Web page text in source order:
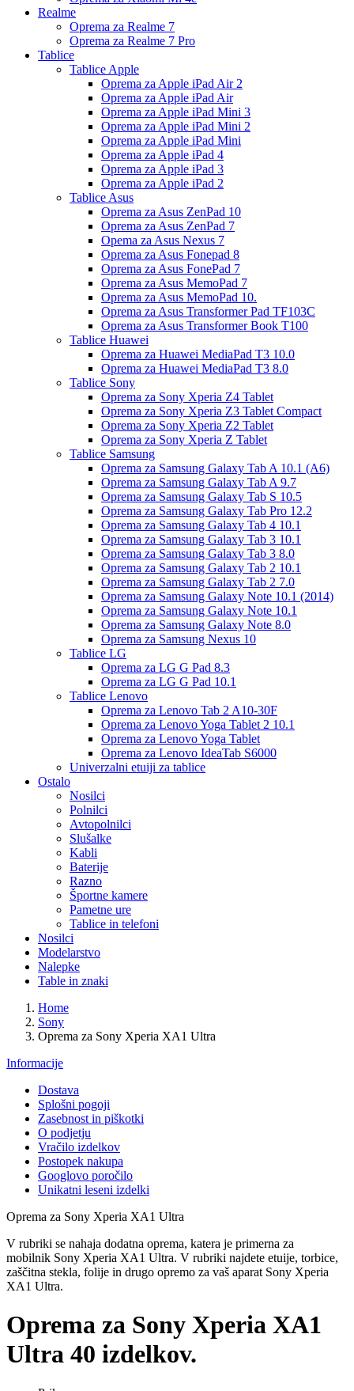
Realme
Oprema za Realme 7
Oprema za Realme 7 Pro
Tablice
Tablice Apple
Oprema za Apple iPad Air 2
Oprema za Apple iPad Air
Oprema za Apple iPad Mini 3
Oprema za Apple iPad Mini 2
Oprema za Apple iPad Mini
Oprema za Apple iPad 4
Oprema za Apple iPad 3
Oprema za Apple iPad 2
Tablice Asus
Oprema za Asus ZenPad 10
Oprema za Asus ZenPad 7
Opema za Asus Nexus 7
Oprema za Asus Fonepad 8
Oprema za Asus FonePad 7
Oprema za Asus MemoPad 7
Oprema za Asus MemoPad 10.
Oprema za Asus Transformer Pad TF103C
Oprema za Asus Transformer Book T100
Tablice Huawei
Oprema za Huawei MediaPad T3 10.0
Oprema za Huawei MediaPad T3 8.0
Tablice Sony
Oprema za Sony Xperia Z4 Tablet
Oprema za Sony Xperia Z3 Tablet Compact
Oprema za Sony Xperia Z2 Tablet
Oprema za Sony Xperia Z Tablet
Tablice Samsung
Oprema za Samsung Galaxy Tab A 10.1 (A6)
Oprema za Samsung Galaxy Tab A 9.7
Oprema za Samsung Galaxy Tab S 10.5
Oprema za Samsung Galaxy Tab Pro 12.2
Oprema za Samsung Galaxy Tab 4 10.1
Oprema za Samsung Galaxy Tab 3 10.1
Oprema za Samsung Galaxy Tab 3 8.0
Oprema za Samsung Galaxy Tab 2 10.1
Oprema za Samsung Galaxy Tab 2 7.0
Oprema za Samsung Galaxy Note 10.1 (2014)
Oprema za Samsung Galaxy Note 10.1
Oprema za Samsung Galaxy Note 8.0
Oprema za Samsung Nexus 10
Tablice LG
Oprema za LG G Pad 8.3
Oprema za LG G Pad 10.1
Tablice Lenovo
Oprema za Lenovo Tab 2 A10-30F
Oprema za Lenovo Yoga Tablet 2 10.1
Oprema za Lenovo Yoga Tablet
Oprema za Lenovo IdeaTab S6000
Univerzalni etuiji za tablice
Ostalo
Nosilci
Polnilci
Avtopolnilci
Slušalke
Kabli
Baterije
Razno
Športne kamere
Pametne ure
Tablice in telefoni
Nosilci
Modelarstvo
Nalepke
Table in znaki
Home
Sony
Oprema za Sony Xperia XA1 Ultra
Informacije
Dostava
Splošni pogoji
Zasebnost in piškotki
O podjetju
Vračilo izdelkov
Postopek nakupa
Googlovo poročilo
Unikatni leseni izdelki
Oprema za Sony Xperia XA1 Ultra
V rubriki se nahaja dodatna oprema, katera je primerna za
mobilnik Sony Xperia XA1 Ultra. V rubriki najdete etuije, torbice,
zaščitna stekla, folije in drugo opremo za vaš aparat Sony Xperia
XA1 Ultra.
Oprema za Sony Xperia XA1
Ultra 40 izdelkov.